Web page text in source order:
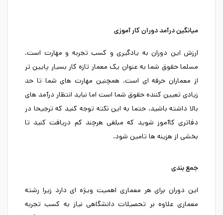
میانگین درآمد دوران کار آموزی
ارزش این دوران به یادگیری و کسب تجربه و مهارت است.
مسلما حقوق شما به عنوان یک معمار تازه کار بسیار پایین تر
از معماران حرفه ای است. همچنین مهارت های شما تا حد
زیادی تعیین کننده حقوق شما است اما نباید انتظار درآمد های
بالا داشته باشید. حتما به این نکته توجه کنید که ترجیحا در
دفاتری کاآموز شوید که مبلغی هرچند کم دریافت کنید تا
بخشی از هزینه ها تامین شود.
جمع بندی
این دوران برای هر معماری اهمیت ویژه ای دارد زیرا رشته
معماری علاوه بر تحصیلات دانشگاهی نیاز به کسب تجربه